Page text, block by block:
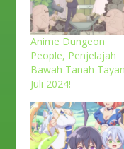
Anime Dungeon
People, Penjelajah
Bawah Tanah
Juli 2024!